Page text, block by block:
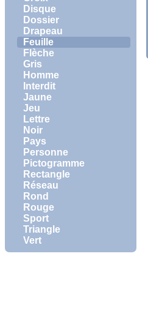
Disque
Dossier
Drapeau
Feuille
Flèche
Gris
Homme
Interdit
Jaune
Jeu
Lettre
Noir
Pays
Personne
Pictogramme
Rectangle
Réseau
Rond
Rouge
Sport
Triangle
Vert